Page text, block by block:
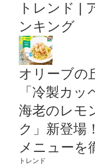
トレンド |
ンキング
オリーブの
「冷製カ
海老のレモ
ク」新登場
メニューを
トレンド